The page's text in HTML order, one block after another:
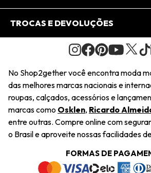
Journal
Saiu na Mídia
Sustentabilidade
Navegando
Termos e Condições
Regulamento e Promoções
Minha Conta
Pedido de Presente
Wishlist
TROCAS E DEVOLUÇÕES
Condições Gerais
Troca Fácil
Restituição de Pagamento
Dúvidas Frequentes
Termos e Condições
No Shop2gether você encontra moda
das melhores marcas nacionais e
roupas, calçados, acessórios e
marcas como Osklen, Ricardo
entre outras. Compre online com
o Brasil e aproveite nossas facilidades
FORMAS DE